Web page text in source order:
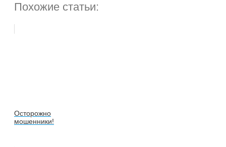
Похожие статьи:
Осторожно
мошенники!